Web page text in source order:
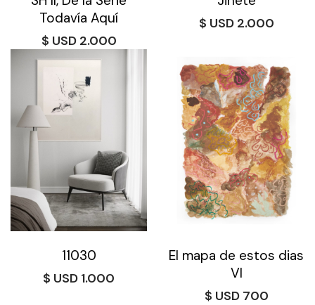
Todavía Aquí
$ 2.000
$ 2.000
11030
$ 1.000
El mapa de estos dias
VI
$ 700